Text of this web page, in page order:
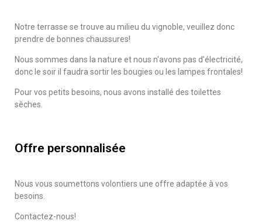
Notre terrasse se trouve au milieu du vignoble, veuillez donc
prendre de bonnes chaussures!
Nous sommes dans la nature et nous n'avons pas d'électricité,
donc le soir il faudra sortir les bougies ou les lampes frontales!
Pour vos petits besoins, nous avons installé des toilettes
sèches.
Offre personnalisée
Nous vous soumettons volontiers une offre adaptée à vos
besoins.
Contactez-nous!